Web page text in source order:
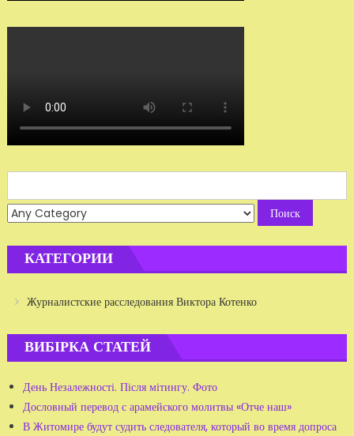
for:
КАТЕГОРИИ
Журналистские расследования Виктора Котенко
ВИБІРКА СТАТЕЙ
День Незалежності. Після мітингу. Фото
Дословный перевод с арамейского молитвы «Отче наш»
В Житомире будут судить следователя, который во время допроса